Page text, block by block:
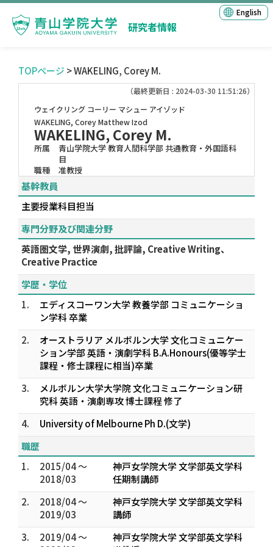
研究者情報
English
TOPページ > WAKELING, Corey M.
（最終更新日 : 2024-03-30 11:51:26）
ウェイクリング コーリー マシュー アイゾッド
WAKELING, Corey Matthew Izod
WAKELING, Corey M.
所属
青山学院大学 教育人間科学部 共通教育・外国語科
目
職種
准教授
基幹教員
主要授業科目担当
専門分野及び関連分野
英語圏文学, 世界演劇, 批評論, Creative Writing、
Creative Practice
学歴・学位
1.
エディスコーワン大学 教養学部 コミュニケーショ
ン学科 卒業
2.
オーストラリア メルボルン大学 文化コミュニケー
ション学部 英語・演劇学科 B.A.Honours(優等学士
課程・修士課程に相当)卒業
3.
メルボルン大学大学院 文化コミュニケーション研
究科 英語・演劇専攻 博士課程 修了
4.
University of Melbourne Ph D.(文学)
職歴
1.
2015/04 ～
2018/03
神戸女学院大学 文学部英文学科
任期制講師
2.
2018/04 ～
2019/03
神戸女学院大学 文学部英文学科
講師
3.
2019/04 ～
神戸女学院大学 文学部英文学科